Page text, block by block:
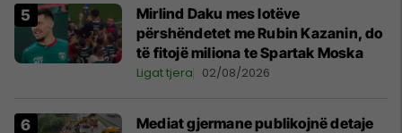
Mirlind Daku mes lotëve
përshëndetet me Rubin Kazanin, do
të fitojë miliona te Spartak Moska
Ligat tjera 02/08/2026
Mediat gjermane publikojnë detaje